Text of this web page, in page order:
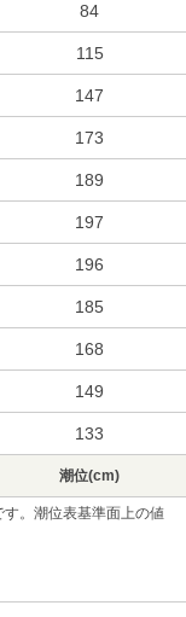
84
115
147
173
189
197
196
185
168
149
133
潮位(cm)
。潮位表基準面上の値